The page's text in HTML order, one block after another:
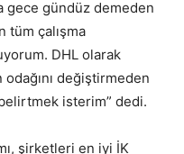
gece gündüz demeden
tüm çalışma
DHL olarak
değiştirmeden
isterim” dedi.
şirketleri en iyi İK